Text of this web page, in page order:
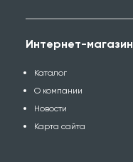
Интернет-магазин
Каталог
О компании
Новости
Карта сайта